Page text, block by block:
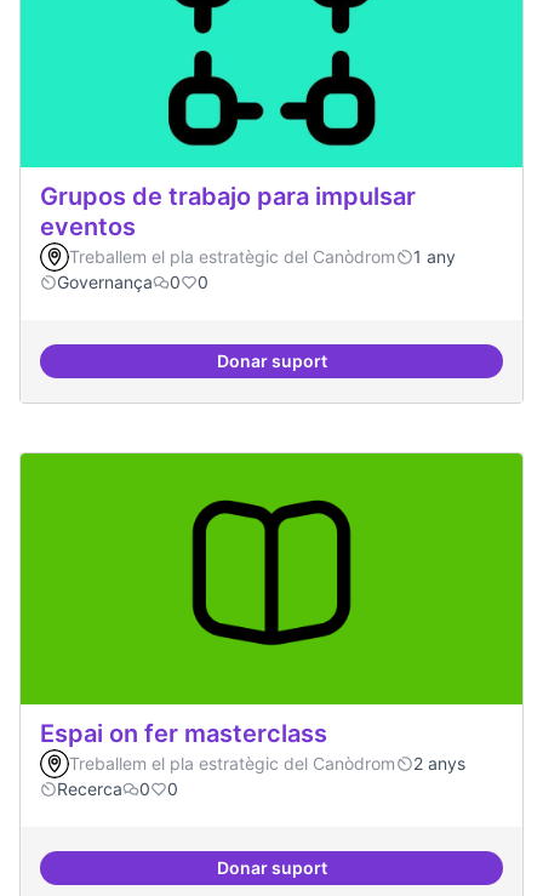
Grupos de trabajo para impulsar
eventos
Treballem el pla estratègic del Canòdrom
1 any
Governança
0 0
Donar suportGrupos de trabajo para
Espai on fer masterclass
Treballem el pla estratègic del Canòdrom
2 anys
Recerca
0 0
Donar suportEspai on fer masterclass